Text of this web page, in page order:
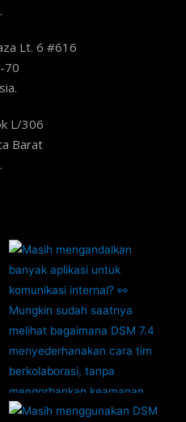
Lt. 6 #616
70
L/306
Barat